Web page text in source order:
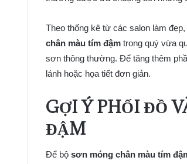
Theo thống kê từ các salon làm
chân màu tím đậm trong quý vừa
sơn thông thường. Để tăng thêm
lánh hoặc họa tiết đơn giản.
GỢI Ý PHỐI ĐỒ
ĐẬM
Để bộ sơn móng chân màu tím